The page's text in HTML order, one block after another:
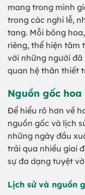
mang trong mình
trong các nghi lễ,
tang. Mỗi bông
riêng, thể hiện tâm
với những người
quan hệ thân thiết
Nguồn gốc
Để hiểu rõ hơn về
nguồn gốc và lịch
những ngày đầu
trải qua nhiều giai
sự đa dạng tuyệt
Lịch sử và nguồn